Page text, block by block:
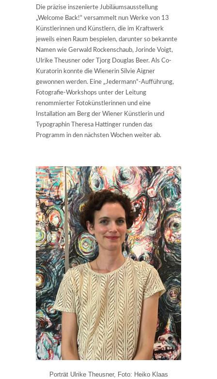
Die präzise inszenierte Jubiläumsausstellung
„Welcome Back!“ versammelt nun Werke von 13
Künstlerinnen und Künstlern, die im Kraftwerk
jeweils einen Raum bespielen, darunter so bekannte
Namen wie Gerwald Rockenschaub, Jorinde Voigt,
Ulrike Theusner oder Tjorg Douglas Beer. Als Co-
Kuratorin konnte die Wienerin Silvie Aigner
gewonnen werden. Eine „Jedermann“-Aufführung,
Fotografie-Workshops unter der Leitung
renommierter Fotokünstlerinnen und eine
Installation am Berg der Wiener Künstlerin und
Typographin Theresa Hattinger runden das
Programm in den nächsten Wochen weiter ab.
Porträt Ulrike Theusner, Foto: Heiko Klaas